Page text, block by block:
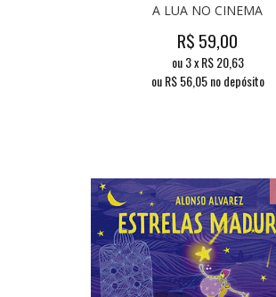
A LUA NO CINEMA
R$ 59,00
ou3x R$20,63
ou R$56,05 no depósito